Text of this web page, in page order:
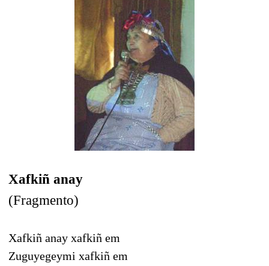
Xafkiñ anay
(Fragmento)
Xafkiñ anay xafkiñ em
Zuguyegeymi xafkiñ em